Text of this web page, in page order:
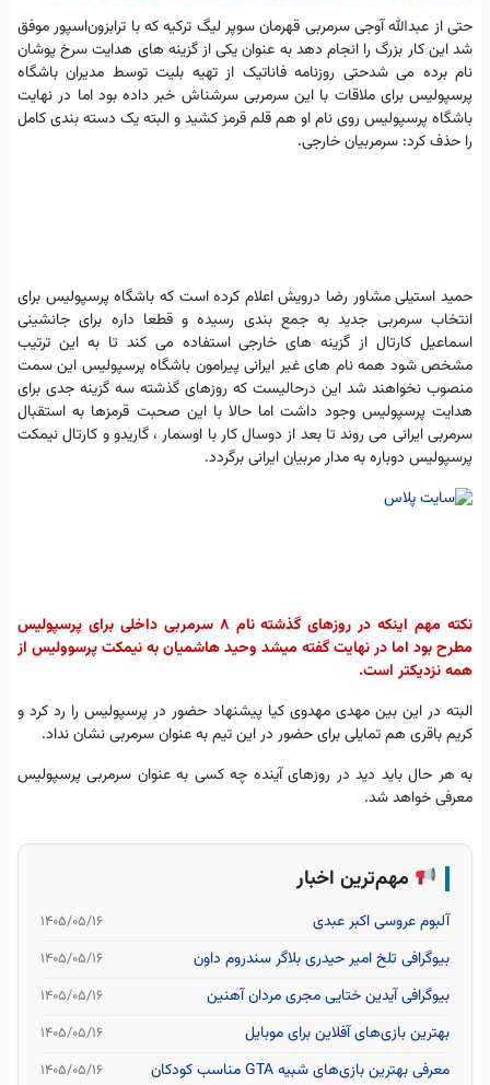
حتی از عبدالله آوجی سرمربی قهرمان سوپر لیگ ترکیه که با ترابزون‌اسپور موفق
شد این کار بزرگ را انجام دهد به عنوان یکی از گزینه های هدایت سرخ پوشان
نام برده می شدحتی روزنامه فاناتیک از تهیه بلیت توسط مدیران باشگاه
پرسپولیس برای ملاقات با این سرمربی سرشناش خبر داده بود اما در نهایت
باشگاه پرسپولیس روی نام او هم قلم قرمز کشید و البته یک دسته بندی کامل
را حذف کرد: سرمربیان خارجی.
حمید استیلی مشاور رضا درویش اعلام کرده است که باشگاه پرسپولیس برای
انتخاب سرمربی جدید به جمع بندی رسیده و قطعا داره برای جانشینی
اسماعیل کارتال از گزینه های خارجی استفاده می کند تا به این ترتیب
مشخص شود همه نام های غیر ایرانی پیرامون باشگاه پرسپولیس این سمت
منصوب نخواهند شد این درحالیست که روزهای گذشته سه گزینه جدی برای
هدایت پرسپولیس وجود داشت اما حالا با این صحبت قرمزها به استقبال
سرمربی ایرانی می روند تا بعد از دوسال کار با اوسمار ، گاریدو و کارتال نیمکت
پرسپولیس دوباره به مدار مربیان ایرانی برگردد.
نکته مهم اینکه در روزهای گذشته نام ۸ سرمربی داخلی برای پرسپولیس
مطرح بود اما در نهایت گفته میشد وحید هاشمیان به نیمکت پرسوولیس از
همه نزدیکتر است.
البته در این بین مهدی مهدوی کیا پیشنهاد حضور در پرسپولیس را رد کرد و
کریم باقری هم تمایلی برای حضور در این تیم به عنوان سرمربی نشان نداد.
به هر حال باید دید در روزهای آینده چه کسی به عنوان سرمربی پرسپولیس
معرفی خواهد شد.
مهم‌ترین اخبار
آلبوم عروسی اکبر عبدی ۱۴۰۵/۰۵/۱۶
بیوگرافی تلخ امیر حیدری بلاگر سندروم داون ۱۴۰۵/۰۵/۱۶
بیوگرافی آیدین ختایی مجری مردان آهنین ۱۴۰۵/۰۵/۱۶
بهترین بازی‌های آفلاین برای موبایل ۱۴۰۵/۰۵/۱۶
معرفی بهترین بازی‌های شبیه GTA مناسب کودکان ۱۴۰۵/۰۵/۱۶